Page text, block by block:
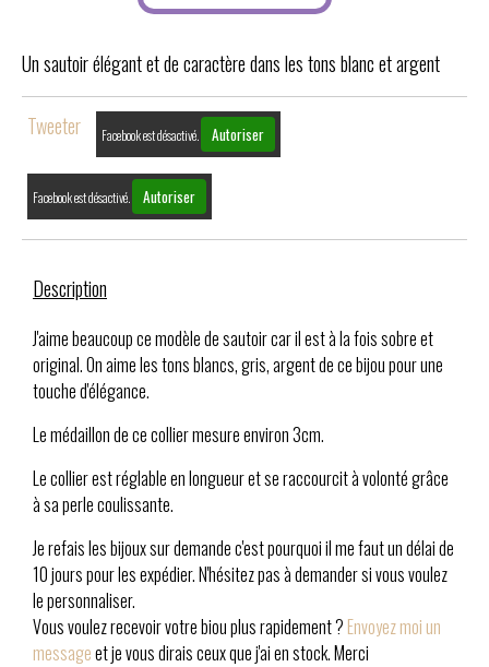
Un sautoir élégant et de caractère dans les tons blanc et argent
Tweeter Facebook est désactivé. Autoriser
Facebook est désactivé. Autoriser
Description
J'aime beaucoup ce modèle de sautoir car il est à la fois sobre et
original. On aime les tons blancs, gris, argent de ce bijou pour une
touche d'élégance.
Le médaillon de ce collier mesure environ 3cm.
Le collier est réglable en longueur et se raccourcit à volonté grâce
à sa perle coulissante.
Je refais les bijoux sur demande c'est pourquoi il me faut un délai de
10 jours pour les expédier. N'hésitez pas à demander si vous voulez
le personnaliser.
Vous voulez recevoir votre biou plus rapidement ? Envoyez moi un
messageet je vous dirais ceux que j'ai en stock. Merci